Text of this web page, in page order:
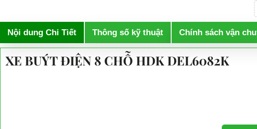
Nội dung Chi Tiết Thông số kỹ thuật Chính sách vận
XE BUÝT ĐIỆN 8 CHỖ HDK DEL6082K